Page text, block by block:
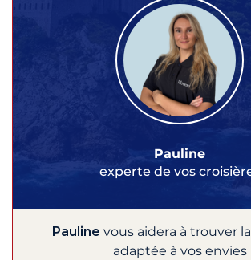
Pauline
experte de vos
Pauline vous aidera à trouver
adaptée à vos envies